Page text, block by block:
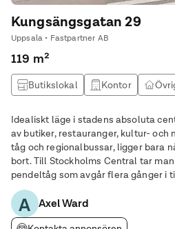
Kungsängsgatan 29
Uppsala • Fastpartner AB
119 m²
Butikslokal Kontor
Idealiskt läge i stadens absoluta
av butiker, restauranger, kultur- och
tåg och regionalbussar, ligger bara
bort. Till Stockholms Central tar
pendeltåg som avgår flera gånger i
Stockholm. Samtliga
gångavstånd. Goda
parkeringshus i närområdet.
A Axel Ward